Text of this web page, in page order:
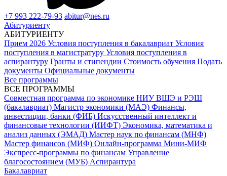
+7 993 222-79-93 abitur@nes.ru
Абитуриенту
АБИТУРИЕНТУ
Прием 2026 Условия поступления в бакалавриат Условия
поступления в магистратуру Условия поступления в
аспирантуру Гранты и стипендии Стоимость обучения Подать
документы Официальные документы
Все программы
ВСЕ ПРОГРАММЫ
Совместная программа по экономике НИУ ВШЭ и РЭШ
(бакалавриат) Магистр экономики (МАЭ) Финансы,
инвестиции, банки (ФИБ) Искусственный интеллект и
финансовые технологии (ИИФТ) Экономика, математика и
анализ данных (ЭМАД) Мастер наук по финансам (МНФ)
Мастер финансов (МИФ) Онлайн-программа Мини-МИФ
Экспресс-программы по финансам Управление
благосостоянием (МУБ) Аспирантура
Бакалавриат